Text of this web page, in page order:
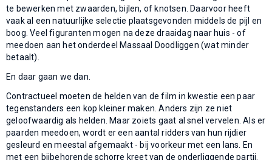
te bewerken met zwaarden, bijlen, of knotsen. Daarvoor heeft
vaak al een natuurlijke selectie plaatsgevonden middels de pijl en
boog. Veel figuranten mogen na deze draaidag naar huis - of
meedoen aan het onderdeel Massaal Doodliggen (wat minder
betaalt).
En daar gaan we dan.
Contractueel moeten de helden van de film in kwestie een paar
tegenstanders een kop kleiner maken. Anders zijn ze niet
geloofwaardig als helden. Maar zoiets gaat al snel vervelen. Als er
paarden meedoen, wordt er een aantal ridders van hun rijdier
gesleurd en meestal afgemaakt - bij voorkeur met een lans. En
met een bijbehorende schorre kreet van de onderliggende partij.